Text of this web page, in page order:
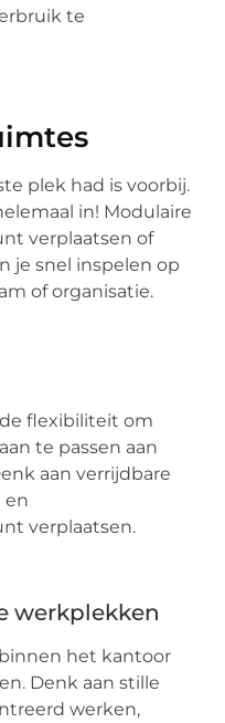
te
plek had is voorbij.
in! Modulaire
verplaatsen of
je snel inspelen op
of organisatie.
flexibiliteit om
te passen aan
aan verrijdbare
en
verplaatsen.
werkplekken
het kantoor
Denk aan stille
werken,